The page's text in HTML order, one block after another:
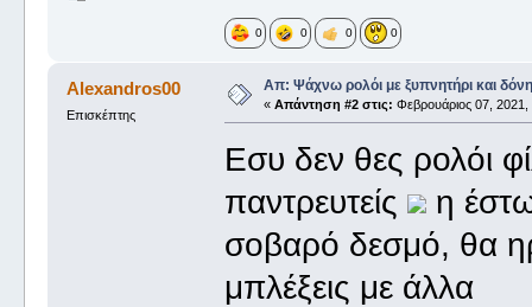
0 0 0 0
Alexandros00
Επισκέπτης
Απ: Ψάχνω ρολόι με ξυπνητήρι και
« Απάντηση #2 στις: Φεβρουάριος 07,
Εσυ δεν θες ρολόι
παντρευτείς
η
σοβαρό δεσμό, θα
μπλέξεις με άλλα